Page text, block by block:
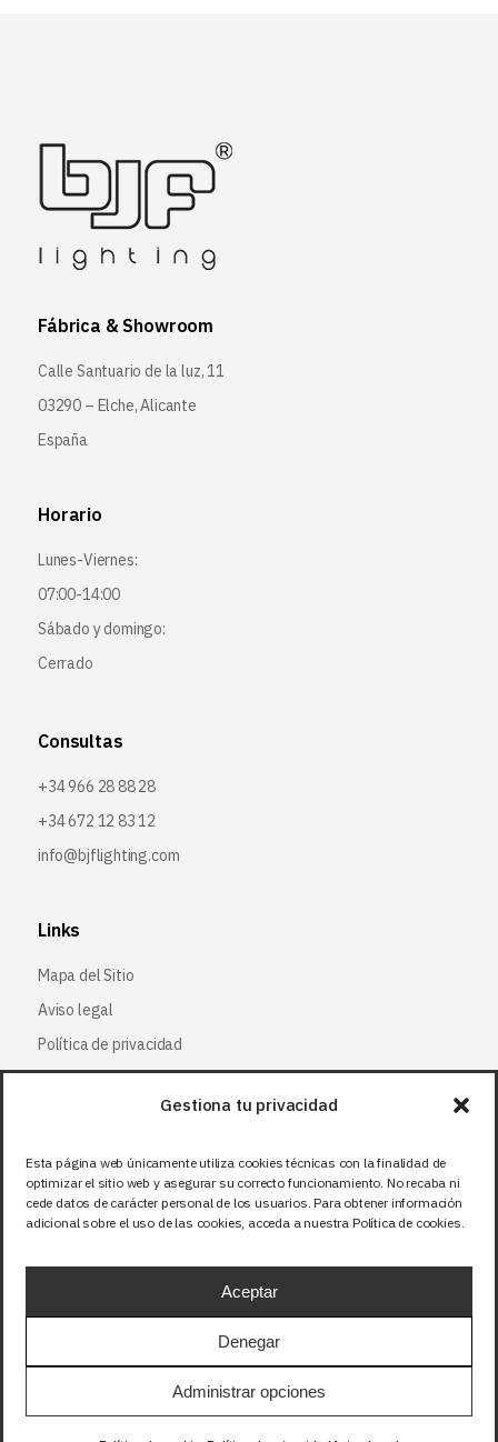
Gestiona tu privacidad
Esta página web únicamente utiliza cookies técnicas con la finalidad de
optimizar el sitio web y asegurar su correcto funcionamiento. No recaba ni
cede datos de carácter personal de los usuarios. Para obtener información
adicional sobre el uso de las cookies, acceda a nuestra Política de cookies.
Aceptar
Denegar
Administrar opciones
Fábrica & Showroom
Calle Santuario de la luz, 11
03290 – Elche, Alicante
España
Horario
Lunes-Viernes:
07:00-14:00
Sábado y domingo:
Cerrado
Consultas
+34 966 28 88 28
+34 672 12 83 12
info@bjflighting.com
Links
Mapa del Sitio
Aviso legal
Política de privacidad
Política de cookies
Síguenos
Facebook
X (Twitter)
Instagram
Precios sin IVA (21%). Tasa RAEE incluida en
aquellos productos que corresponda.